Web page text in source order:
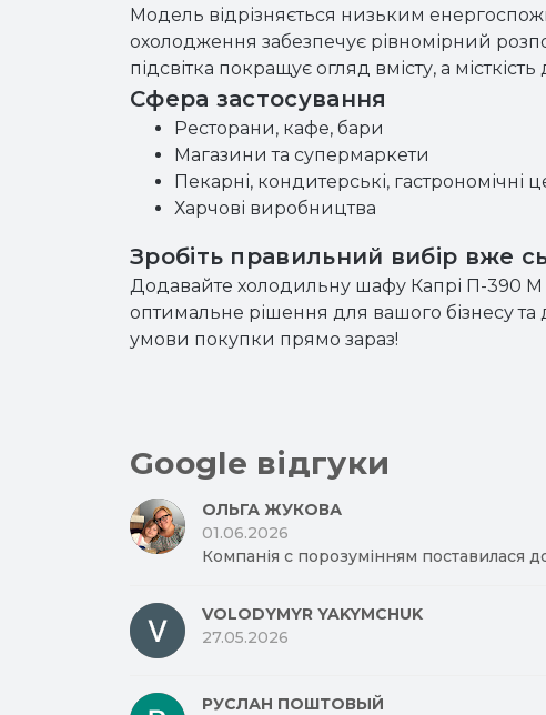
Модель відрізняється низьким
охолодження забезпечує рівномірний
підсвітка покращує огляд вмісту, а
Сфера застосування
Ресторани, кафе, бари
Магазини та супермаркети
Пекарні, кондитерські, гастрономічні
Харчові виробництва
Зробіть правильний вибір вже
Додавайте холодильну шафу Капрі П-390 М
оптимальне рішення для вашого бізнесу та
умови покупки прямо зараз!
Google відгуки
ОЛЬГА ЖУКОВА
01.06.2026
Компанія с порозумінням поставилася
VOLODYMYR YAKYMCHUK
27.05.2026
РУСЛАН ПОШТОВЫЙ